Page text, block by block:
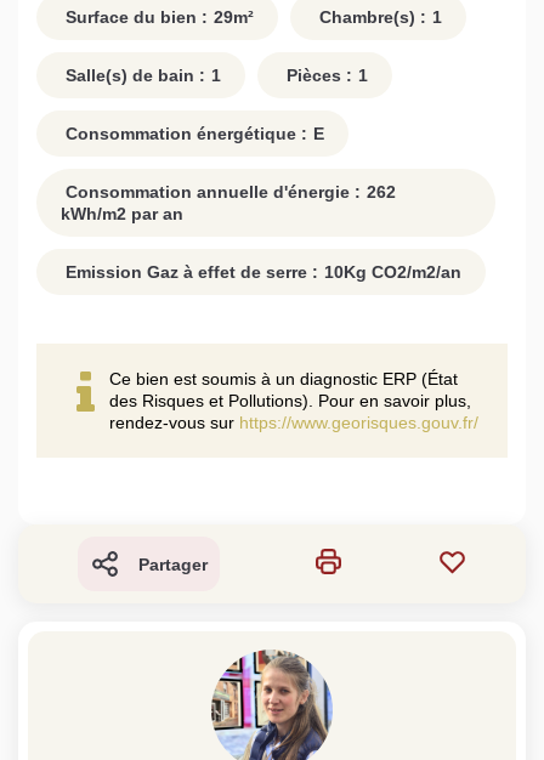
Surface du bien : 29m² Chambre(s) : 1
Salle(s) de bain : 1 Pièces : 1
Consommation énergétique : E
Consommation annuelle d'énergie : 262
kWh/m2 par an
Emission Gaz à effet de serre : 10Kg CO2/m2/an
Ce bien est soumis à un diagnostic ERP (État
des Risques et Pollutions). Pour en savoir plus,
rendez-vous sur https://www.georisques.gouv.fr/
Partager